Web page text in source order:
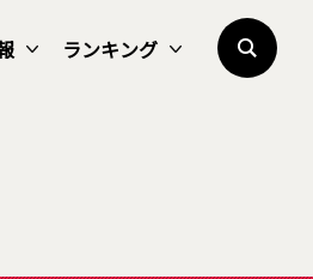
ランキング